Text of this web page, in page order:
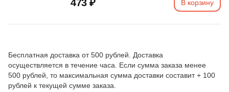
473 ₽ В корзину
Бесплатная доставка от 500 рублей. Доставка
осуществляется в течение часа. Если сумма заказа менее
500 рублей, то максимальная сумма доставки составит + 100
рублей к текущей сумме заказа.